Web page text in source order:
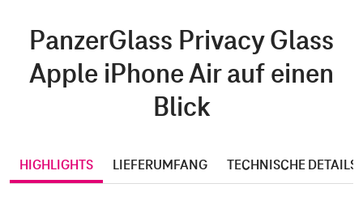
PanzerGlass Privacy Glass
Apple iPhone Air auf einen
Blick
HIGHLIGHTS LIEFERUMFANG TECHNISCHE DETAILS